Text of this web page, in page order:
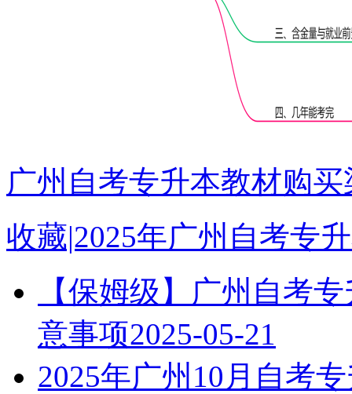
广州自考专升本教材购
收藏|2025年广州自考专
【保姆级】广州自考
意事项2025-05-21
2025年广州10月自考